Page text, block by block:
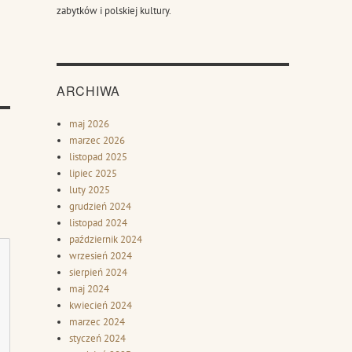
zabytków i polskiej kultury.
ARCHIWA
maj 2026
marzec 2026
listopad 2025
lipiec 2025
luty 2025
grudzień 2024
listopad 2024
październik 2024
wrzesień 2024
sierpień 2024
maj 2024
kwiecień 2024
marzec 2024
styczeń 2024